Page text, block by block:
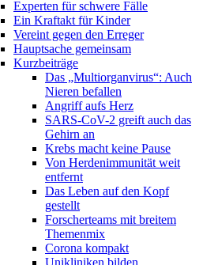
Experten für schwere Fälle
Ein Kraftakt für Kinder
Vereint gegen den Erreger
Hauptsache gemeinsam
Kurzbeiträge
Das „Multiorganvirus“: Auch
Nieren befallen
Angriff aufs Herz
SARS-CoV-2 greift auch das
Gehirn an
Krebs macht keine Pause
Von Herdenimmunität weit
entfernt
Das Leben auf den Kopf
gestellt
Forscherteams mit breitem
Themenmix
Corona kompakt
Unikliniken bilden